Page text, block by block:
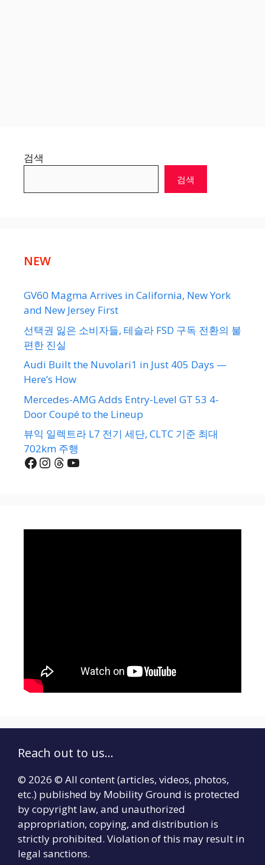
검색
검색
NEW
GV60 Magma Arrives in California, New York
and New Jersey First
선택권 잃은 소비자들, 테슬라 FSD 구독 전환의 불
편한 진실
Audi Built the Nuvolari1 in Just 405 Days —
Here’s How
Mercedes-AMG Adds Entry-Level GT 53 4-
Door Coupé to the Lineup
뷰익 일렉트라 L7 전기 세단, CLTC 기준 최대
702km 주행
Facebook
Instagram
Threads
YouTube
Reach out to us...
© 2026 © All content (articles, videos, photos,
etc.) published by Mobility Ground is protected
by copyright law, and unauthorized
appropriation, copying, and distribution is
strictly prohibited. Violation of this may result in
legal sanctions.